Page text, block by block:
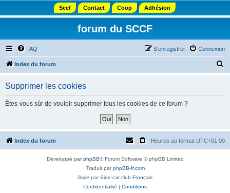
Sccf Contact Coop Adhésion
forum du SCCF
FAQ Connexion
S’enregistrer
Index du forum
h
Supprimer les cookies
Êtes-vous sûr de vouloir supprimer tous les cookies de ce forum ?
Index du forum Heures au format UTC+01:00
Développé parphpBB® Forum Software © phpBB Limited
Traduit parphpBB-fr.com
Style parSide-car club Français
Confidentialité | Conditions